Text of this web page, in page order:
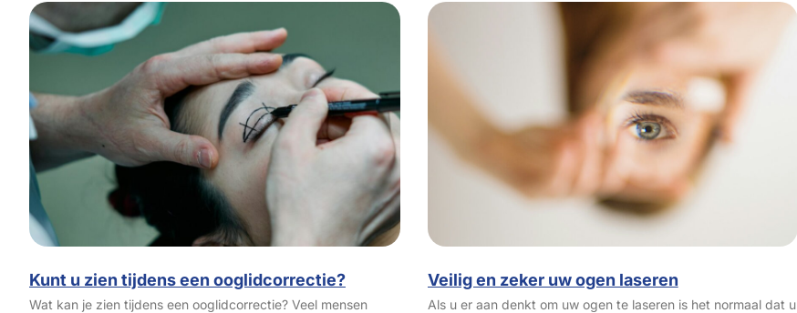
Kunt u zien tijdens een ooglidcorrectie?
Wat kan je zien tijdens een ooglidcorrectie? Veel mensen
Veilig en zeker uw ogen laseren
Als u er aan denkt om uw ogen te laseren is het normaal dat u